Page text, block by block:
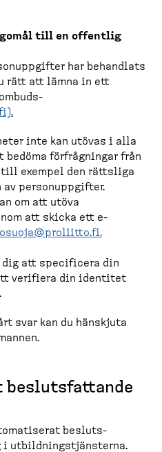
till en offentlig
har behandlats
rätt att lämna in ett
inte kan utövas i alla
bedöma förfråg­ningar från
exempel den rättsliga
av person­upp­gifter.
om att utöva
att skicka ett e-​
.
dig att specificera din
verifiera din identitet
svar kan du hänskjuta
besluts­fattande
besluts­
utbild­nings­tjänsterna.